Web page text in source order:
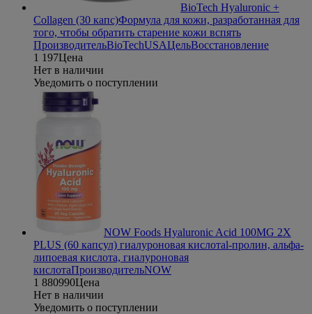
BioTech Hyaluronic +
Collagen (30 капс)Формула для кожи, разработанная для
того, чтобы обратить старение кожи вспять
ПроизводительBioTechUSAЦельВосстановление
1 197Цена
Нет в наличии
Уведомить о поступлении
NOW Foods Hyaluronic Acid 100MG 2X
PLUS (60 капсул) гиалуроновая кислотаl-пролин, альфа-
липоевая кислота, гиалуроновая
кислотаПроизводительNOW
1 880990Цена
Нет в наличии
Уведомить о поступлении